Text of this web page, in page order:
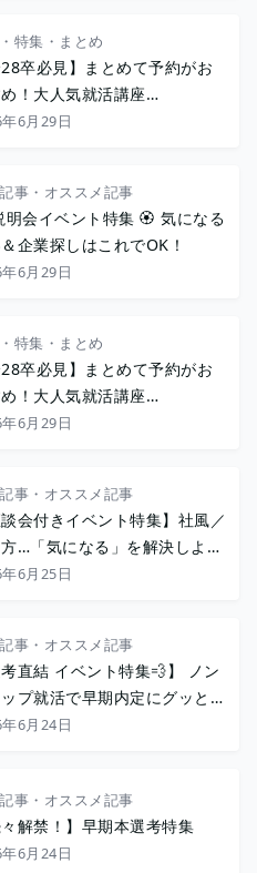
特集・まとめ
28卒必見】まとめて予約がお
！大人気就活講座
』〈2.5期〉◢◤
6月29日
事・オススメ記事
会イベント特集 🏵️ 気になる
企業探しはこれでOK！
6月29日
特集・まとめ
28卒必見】まとめて予約がお
！大人気就活講座
』〈3期〉
6月29日
事・オススメ記事
談会付きイベント特集】社風／
…「気になる」を解決しよう
6月25日
事・オススメ記事
考直結 イベント特集💨】 ノン
プ就活で早期内定にグッと近
🔥
6月24日
事・オススメ記事
々解禁！】早期本選考特集
6月24日